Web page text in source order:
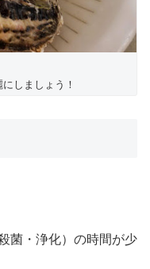
しましょう！
菌・浄化）の時間が少